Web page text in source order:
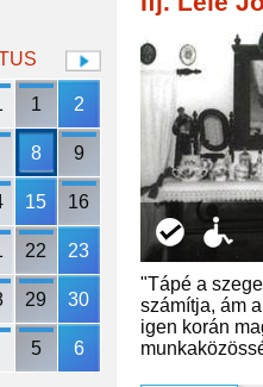
1 2
8 9
15 16
22 23
29 30
5 6
"Tápé a
számítja, ám
igen korán